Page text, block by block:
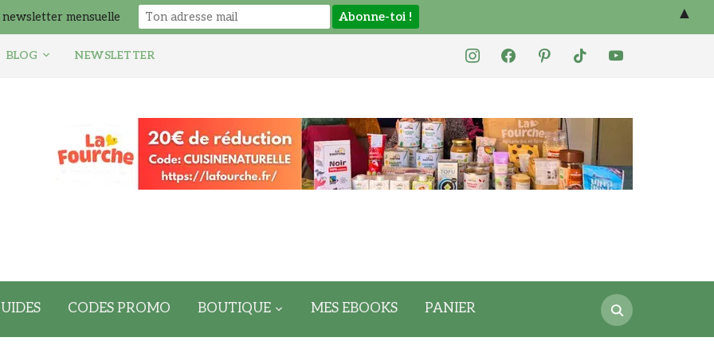
instagramfacebookpinteresttiktok youtube
BLOG NEWSLETTER
Search
for:
CODES PROMO BOUTIQUE MES EBOOKS PANIER
newsletter mensuelle ▲